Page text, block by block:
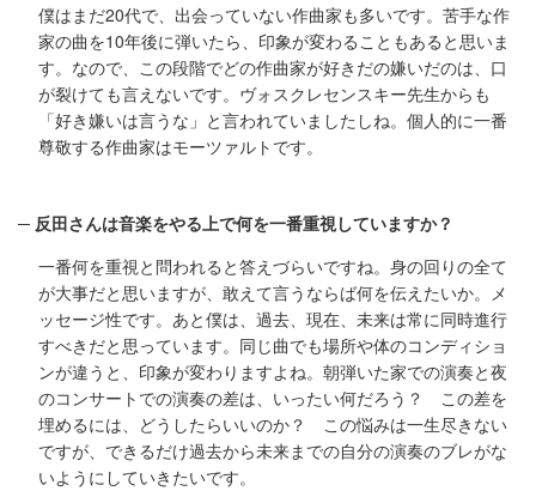
僕はまだ20代で、出会っていない作曲家も多いです。苦手な作
家の曲を10年後に弾いたら、印象が変わることもあると思いま
す。なので、この段階でどの作曲家が好きだの嫌いだのは、口
が裂けても言えないです。ヴォスクレセンスキー先生からも
「好き嫌いは言うな」と言われていましたしね。個人的に一番
尊敬する作曲家はモーツァルトです。
反田さんは音楽をやる上で何を一番重視していますか？
一番何を重視と問われると答えづらいですね。身の回りの全て
が大事だと思いますが、敢えて言うならば何を伝えたいか。メ
ッセージ性です。あと僕は、過去、現在、未来は常に同時進行
すべきだと思っています。同じ曲でも場所や体のコンディショ
ンが違うと、印象が変わりますよね。朝弾いた家での演奏と夜
のコンサートでの演奏の差は、いったい何だろう？ この差を
埋めるには、どうしたらいいのか？ この悩みは一生尽きない
ですが、できるだけ過去から未来までの自分の演奏のブレがな
いようにしていきたいです。